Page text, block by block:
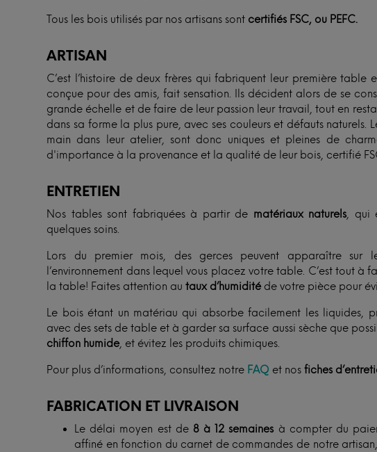
Tous les bois utilisés par nos artisans sont certifiés FSC, ou PEFC.
ARTISAN
C’est l’histoire de deux frères qui fabriquent leur première table
conçue pour des amis, fait sensation. Ils décident alors de se
grande échelle et de faire de leur passion leur travail, tout en
dans sa forme la plus pure, avec ses couleurs et défauts naturels.
main dans leur atelier, sont donc uniques et pleines de
d'importance à la provenance et la qualité de leur bois, certifié
ENTRETIEN
Nos tables sont fabriquées à partir de matériaux naturels, qui
quelques soins.
Lors du premier mois, des gerces peuvent apparaître sur
l’environnement dans lequel vous placez votre table. C’est tout
la table! Faites attention autaux d’humiditéde votre pièce pour
Le bois étant un matériau qui absorbe facilement les liquides,
avec des sets de table et à garder sa surface aussi sèche que
chiffon humide, et évitez les produits chimiques.
Pour plus d’informations, consultez notre FAQ et nosfiches
FABRICATION ET LIVRAISON
Le délai moyen est de 8 à 12 semaines à compter du
affiné en fonction du carnet de commandes de notre